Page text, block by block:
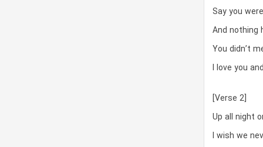
Say you
And nothing
You didn’t
I love you
[Verse 2]
Up all night
I wish we